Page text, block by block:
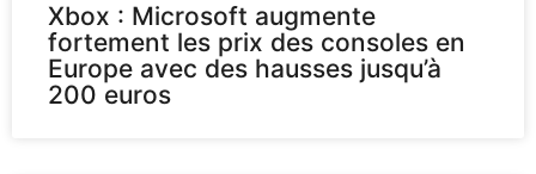
Xbox : Microsoft augmente
fortement les prix des consoles en
Europe avec des hausses jusqu’à
200 euros